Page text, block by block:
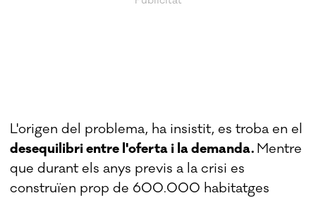
L'origen del problema, ha insistit, es troba en el
desequilibri entre l'oferta i la demanda. Mentre
que durant els anys previs a la crisi es
construïen prop de 600.000 habitatges